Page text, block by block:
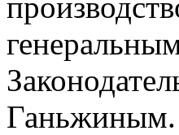
Ганьжиным.